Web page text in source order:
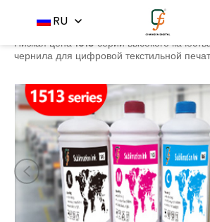
RU
Главная
Низкая цена 1513 серии высокого
чернила для цифровой текстильной